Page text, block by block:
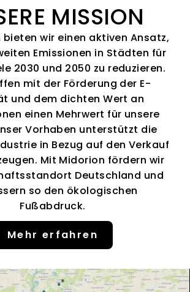
MISSION
bieten wir einen aktiven Ansatz,
Emissionen in Städten für
2030 und 2050 zu reduzieren.
mit der Förderung der E-
und dem dichten Wert an
einen Mehrwert für unsere
Vorhaben unterstützt die
in Bezug auf den Verkauf
Mit Midorion fördern wir
Deutschland und
so den ökologischen
Fußabdruck.
Mehr erfahren